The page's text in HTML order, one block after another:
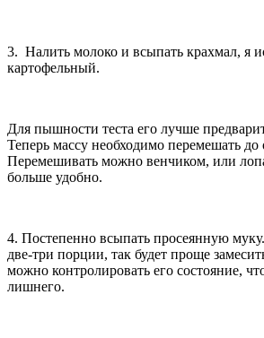
3. Налить молоко и всыпать крахмал, я
картофельный.
Для пышности теста его лучше
Теперь массу необходимо перемешать до
Перемешивать можно венчиком, или
больше удобно.
4. Постепенно всыпать просеянную
две-три порции, так будет проще
можно контролировать его состояние,
лишнего.